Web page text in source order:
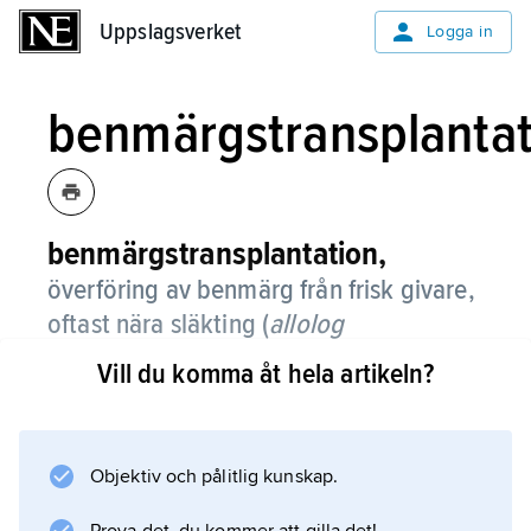
Uppslagsverket Logga in
benmärgstransplantation,
överföring av benmärg från frisk givare,
oftast nära släkting (allolog
transplantation
), till en patient med
sjukdom i benmärgen.
transplantationen är de olika stamceller som
Vill du komma åt hela artikeln?
Objektiv och pålitlig kunskap.